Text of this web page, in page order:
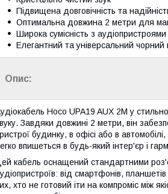
Підвищена довговічність та
Оптимальна довжина 2 метри для
Широка сумісність з аудіопристроями
Елегантний та універсальний чорний
Опис:
Hoco UPA19 AUX 2M у
Завдяки довжині 2 метри, він
будинку, в офісі або в
впишеться в будь-який інтер'єр і
кабель оснащений стандартними
від смартфонів,
хто не готовий іти на компроміс між